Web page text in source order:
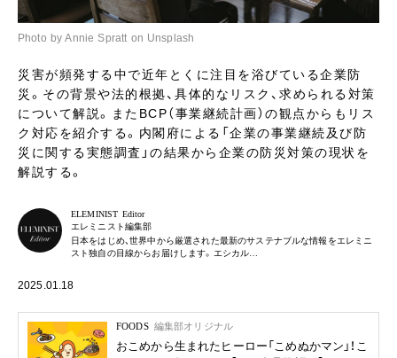
Photo by Annie Spratt on Unsplash
災害が頻発する中で近年とくに注目を浴びている企業防
災。その背景や法的根拠、具体的なリスク、求められる対策
について解説。またBCP（事業継続計画）の観点からもリス
ク対応を紹介する。内閣府による「企業の事業継続及び防
災に関する実態調査」の結果から企業の防災対策の現状を
解説する。
ELEMINIST Editor
エレミニスト編集部
日本をはじめ、世界中から厳選された最新のサステナブルな情報をエレミニ
スト独自の目線からお届けします。エシカル…
2025.01.18
FOODS 編集部オリジナル
おこめから生まれたヒーロー「こめぬかマン」！こ